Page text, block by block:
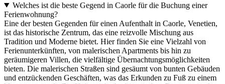
Welches ist die beste Gegend in Caorle für die Buchung einer
Ferienwohnung?
Eine der besten Gegenden für einen Aufenthalt in Caorle, Venetien,
ist das historische Zentrum, das eine reizvolle Mischung aus
Tradition und Moderne bietet. Hier finden Sie eine Vielzahl von
Ferienunterkünften, von malerischen Apartments bis hin zu
geräumigeren Villen, die vielfältige Übernachtungsmöglichkeiten
bieten. Die malerischen Straßen sind gesäumt von bunten Gebäuden
und entzückenden Geschäften, was das Erkunden zu Fuß zu einem